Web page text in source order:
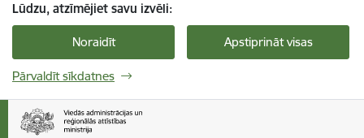
Lūdzu, atzīmējiet savu izvēli:
Noraidīt Apstiprināt visas
Pārvaldīt sīkdatnes